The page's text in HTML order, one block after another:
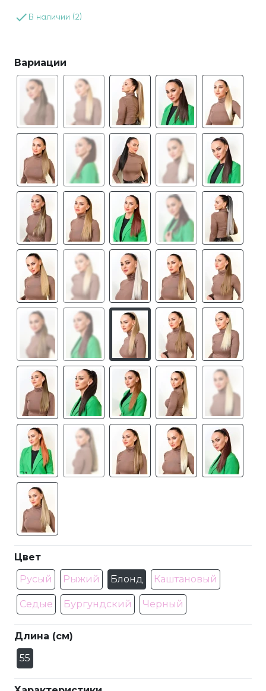
done В наличии (2)
Вариации
Цвет
Русый
Рыжий Блонд Каштановый
Седые Бургундский Черный
Длина (см)
55